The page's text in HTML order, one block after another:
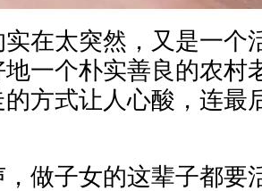
在太突然，又是一个
一个朴实善良的农村
的方式让人心酸，连最
做子女的这辈子都要